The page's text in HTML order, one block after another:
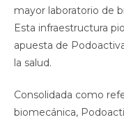
mayor laboratorio de
Esta infraestructura
apuesta de
la salud.
Consolidada como
biomecánica,